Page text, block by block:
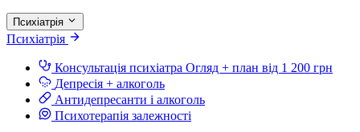
Психіатрія
Психіатрія
Консультація психіатра Огляд + план від 1 200 грн
Депресія + алкоголь
Антидепресанти і алкоголь
Психотерапія залежності